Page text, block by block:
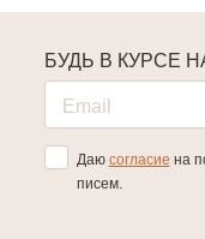
БУДЬ В КУРСЕ
Даю согласие на
писем.